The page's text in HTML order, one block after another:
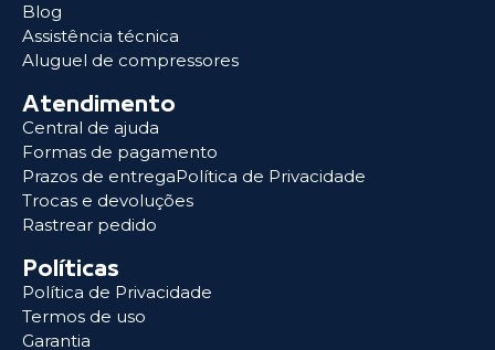
Blog
Assistência técnica
Aluguel de compressores
Atendimento
Central de ajuda
Formas de pagamento
Prazos de entregaPolítica de Privacidade
Trocas e devoluções
Rastrear pedido
Políticas
Política de Privacidade
Termos de uso
Garantia